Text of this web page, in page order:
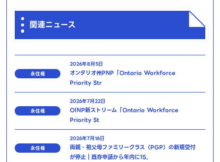
関連ニュース
永住権
2026年8月5日
オンタリオ州PNP「Ontario Workforce
Priority Str
永住権
2026年7月22日
OINP新ストリーム「Ontario Workforce
Priority St
永住権
2026年7月16日
両親・祖父母ファミリークラス（PGP）の新規受付
が停止｜既存申請から年内に15,